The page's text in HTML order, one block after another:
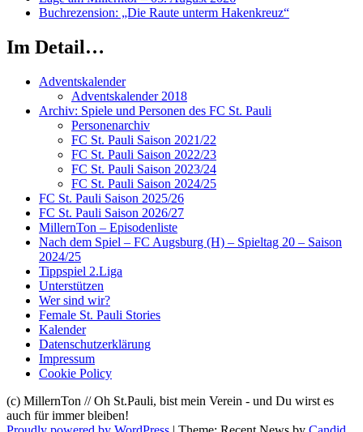
Buchrezension: „Die Raute unterm Hakenkreuz“
Im Detail…
Adventskalender
Adventskalender 2018
Archiv: Spiele und Personen des FC St. Pauli
Personenarchiv
FC St. Pauli Saison 2021/22
FC St. Pauli Saison 2022/23
FC St. Pauli Saison 2023/24
FC St. Pauli Saison 2024/25
FC St. Pauli Saison 2025/26
FC St. Pauli Saison 2026/27
MillernTon – Episodenliste
Nach dem Spiel – FC Augsburg (H) – Spieltag 20 – Saison
2024/25
Tippspiel 2.Liga
Unterstützen
Wer sind wir?
Female St. Pauli Stories
Kalender
Datenschutzerklärung
Impressum
Cookie Policy
(c) MillernTon // Oh St.Pauli, bist mein Verein - und Du wirst es
auch für immer bleiben!